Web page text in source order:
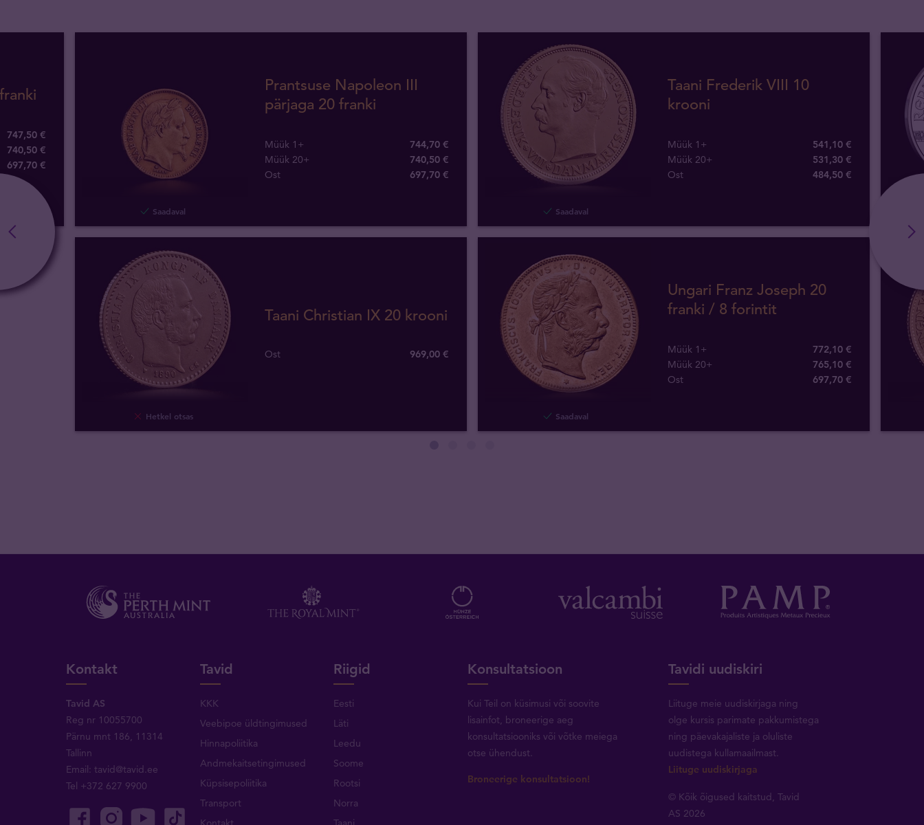
747,50 €
740,50 €
697,70 €
Saadaval
Prantsuse Napoleon III
pärjaga 20 franki
Müük 1+
744,70 €
Müük 20+
740,50 €
Ost
697,70 €
Saadaval
Taani Frederik VIII 10
krooni
Müük 1+
541,10 €
Müük 20+
531,30 €
Ost
484,50 €
Hetkel otsas
Taani Christian IX 20 krooni
Ost 969,00 €
Saadaval
Ungari Franz Joseph 20
franki / 8 forintit
Müük 1+
772,10 €
Müük 20+
765,10 €
Ost
697,70 €
Kontakt
Tavid AS
Reg nr 10055700
Pärnu mnt 186, 11314
Tallinn
Email:tavid@tavid.ee
Tel +372 627 9900
Tavid
KKK
Veebipoe üldtingimused
Hinnapoliitika
Andmekaitsetingimused
Küpsisepoliitika
Transport
Riigid
Eesti
Läti
Leedu
Soome
Rootsi
Norra
Konsultatsioon
Kui Teil on küsimusi või soovite
lisainfot, broneerige aeg
konsultatsiooniks või võtke meiega
otse ühendust.
Broneerige konsultatsioon!
Tavidi uudiskiri
Liituge meie uudiskirjaga ning
olge kursis parimate pakkumistega
ning päevakajaliste ja oluliste
uudistega kullamaailmast.
Liituge uudiskirjaga
© Kõik õigused kaitstud, Tavid
AS 2026